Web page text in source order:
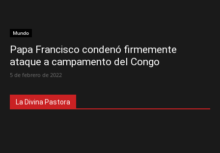
Mundo
Papa Francisco condenó firmemente
ataque a campamento del Congo
5 de febrero de 2022
La Divina Pastora